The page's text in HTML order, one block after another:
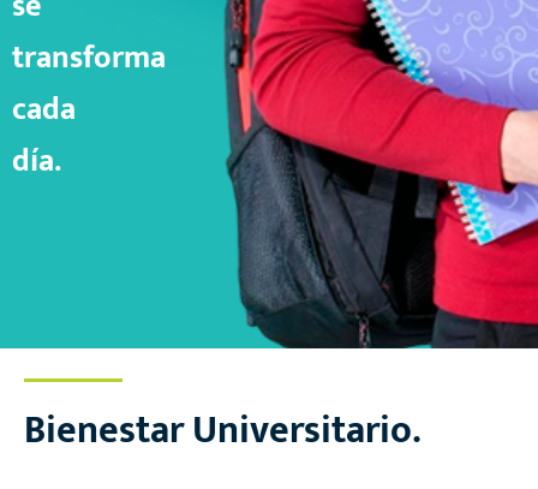
transforma
cada
día.
Bienestar Universitario.